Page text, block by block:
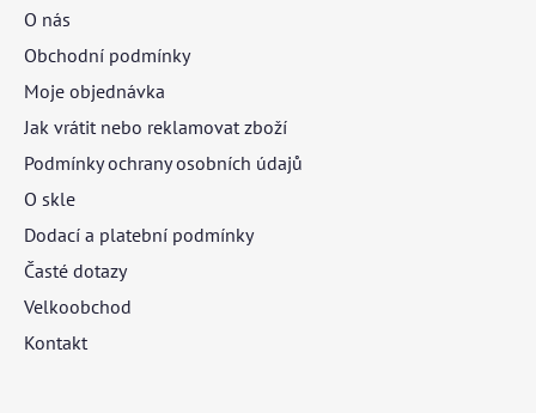
O nás
Obchodní podmínky
Moje objednávka
Jak vrátit nebo reklamovat zboží
Podmínky ochrany osobních údajů
O skle
Dodací a platební podmínky
Časté dotazy
Velkoobchod
Kontakt